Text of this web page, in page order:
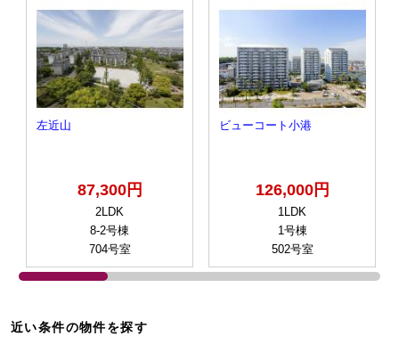
左近山
87,300円
2LDK
8-2号棟
704号室
ビューコート小港
126,000円
1LDK
1号棟
502号室
近い条件の物件を探す